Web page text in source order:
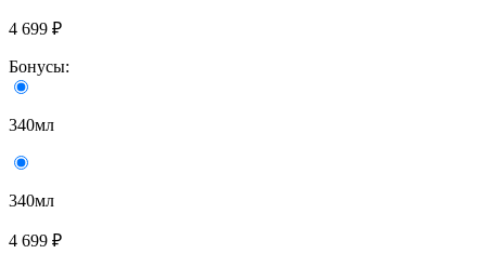
4 699 ₽
Бонусы:
340мл
340мл
4 699 ₽